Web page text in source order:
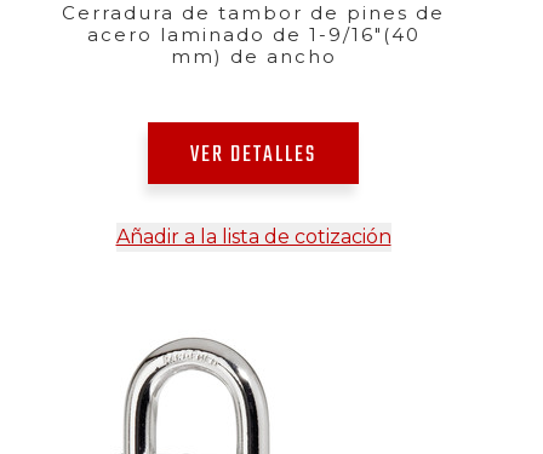
Cerradura de tambor de pines de
acero laminado de 1-9/16"(40
mm) de ancho
VER DETALLES
Añadir a la lista de cotización